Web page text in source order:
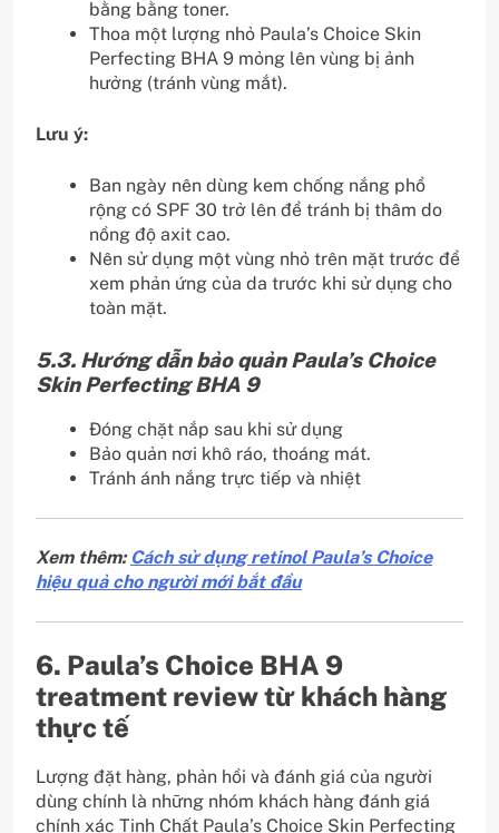
bằng bằng toner.
Thoa một lượng nhỏ Paula’s Choice Skin
Perfecting BHA 9 mỏng lên vùng bị ảnh
hưởng (tránh vùng mắt).
Lưu ý:
Ban ngày nên dùng kem chống nắng phổ
rộng có SPF 30 trở lên để tránh bị thâm do
nồng độ axit cao.
Nên sử dụng một vùng nhỏ trên mặt trước để
xem phản ứng của da trước khi sử dụng cho
toàn mặt.
5.3. Hướng dẫn bảo quản Paula’s Choice
Skin Perfecting BHA 9
Đóng chặt nắp sau khi sử dụng
Bảo quản nơi khô ráo, thoáng mát.
Tránh ánh nắng trực tiếp và nhiệt
Xem thêm: Cách sử dụng retinol Paula’s Choice
hiệu quả cho người mới bắt đầu
6. Paula’s Choice BHA 9
treatment review từ khách hàng
thực tế
Lượng đặt hàng, phản hồi và đánh giá của người
dùng chính là những nhóm khách hàng đánh giá
chính xác Tinh Chất Paula’s Choice Skin Perfecting